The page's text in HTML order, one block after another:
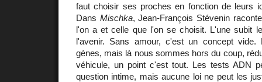
faut choisir ses proches en fonction de leurs
Dans Mischka, Jean-François Stévenin
l'on a et celle que l'on se choisit. L'une subit
l'avenir. Sans amour, c'est un concept vide.
gènes, mais là nous sommes hors du coup,
véhicule, un point c'est tout. Les tests ADN
question intime, mais aucune loi ne peut les